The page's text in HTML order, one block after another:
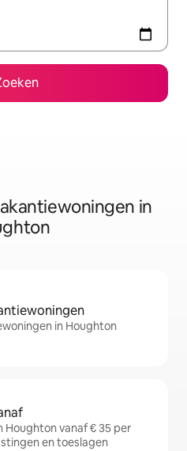
in
in Houghton
Houghton vanaf € 35 per
en toeslagen